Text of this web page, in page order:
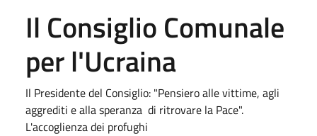
Il Consiglio Comunale
per l'Ucraina
Il Presidente del Consiglio: "Pensiero alle vittime, agli
aggrediti e alla speranza di ritrovare la Pace".
L'accoglienza dei profughi